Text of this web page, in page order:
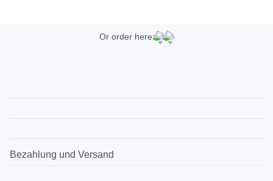
Or order here:
Bezahlung und Versand